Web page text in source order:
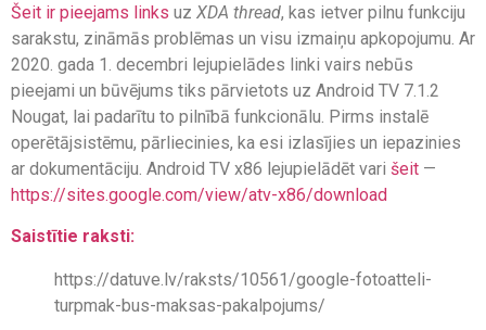
Šeit ir pieejams links uz XDA thread, kas ietver pilnu funkciju
sarakstu, zināmās problēmas un visu izmaiņu apkopojumu. Ar
2020. gada 1. decembri lejupielādes linki vairs nebūs
pieejami un būvējums tiks pārvietots uz Android TV 7.1.2
Nougat, lai padarītu to pilnībā funkcionālu. Pirms instalē
operētājsistēmu, pārliecinies, ka esi izlasījies un iepazinies
ar dokumentāciju. Android TV x86 lejupielādēt vari šeit —
https://sites.google.com/view/atv-x86/download
Saistītie raksti:
https://datuve.lv/raksts/10561/google-fotoatteli-
turpmak-bus-maksas-pakalpojums/